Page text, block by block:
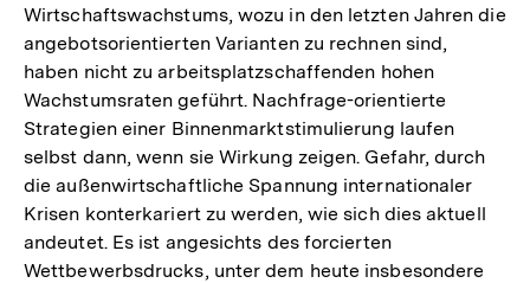
der
Fußnote
Wirtschaftswachstums, wozu in den letzten Jahren die
angebotsorientierten Varianten zu rechnen sind,
haben nicht zu arbeitsplatzschaffenden hohen
Wachstumsraten geführt. Nachfrage-orientierte
Strategien einer Binnenmarktstimulierung laufen
selbst dann, wenn sie Wirkung zeigen. Gefahr, durch
die außenwirtschaftliche Spannung internationaler
Krisen konterkariert zu werden, wie sich dies aktuell
andeutet. Es ist angesichts des forcierten
Wettbewerbsdrucks, unter dem heute insbesondere